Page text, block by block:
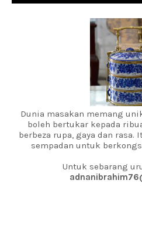
Dunia masakan memang
boleh bertukar kepada
berbeza rupa, gaya dan rasa.
sempadan untuk
Untuk sebarang